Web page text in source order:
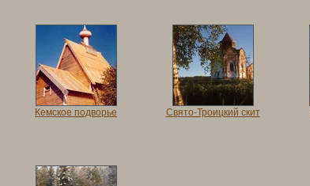
Кемское подворье Свято-Троицкий скит